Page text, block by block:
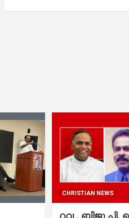
CHRISTIAN NEWS
റവ . ബിജു